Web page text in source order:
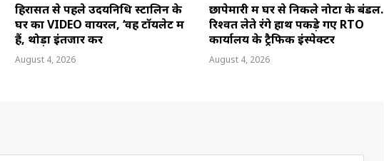
हिरासत से पहले उदयनिधि स्टालिन के
घर का VIDEO वायरल, ‘वह टॉयलेट में
हैं, थोड़ा इंतजार करें
August 4, 2026
छापेमारी में घर से निकले नोटों के बंडल.
रिश्वत लेते रंगे हाथ पकड़े गए RTO
कार्यालय के ट्रैफिक इंस्पेक्टर
August 4, 2026